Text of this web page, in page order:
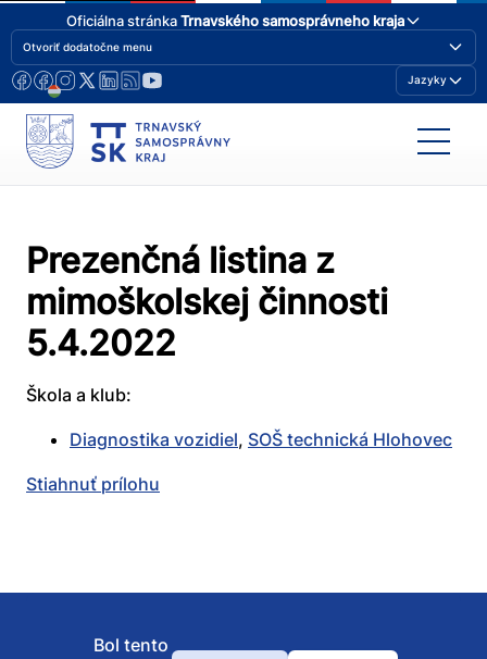
Oficiálna stránkaTrnavského samosprávneho kraja
Otvoriť dodatočne menu
Jazyky
Prezenčná listina z
mimoškolskej činnosti
5.4.2022
Škola a klub:
Diagnostika vozidiel, SOŠ technická Hlohovec
Stiahnuť prílohu
Bol tento